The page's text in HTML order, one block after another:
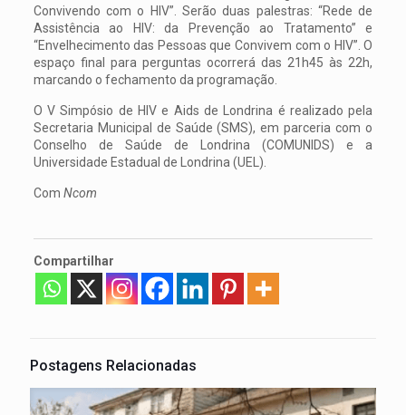
Convivendo com o HIV”. Serão duas palestras: “Rede de
Assistência ao HIV: da Prevenção ao Tratamento” e
“Envelhecimento das Pessoas que Convivem com o HIV”. O
espaço final para perguntas ocorrerá das 21h45 às 22h,
marcando o fechamento da programação.
O V Simpósio de HIV e Aids de Londrina é realizado pela
Secretaria Municipal de Saúde (SMS), em parceria com o
Conselho de Saúde de Londrina (COMUNIDS) e a
Universidade Estadual de Londrina (UEL).
Com Ncom
Compartilhar
Postagens Relacionadas